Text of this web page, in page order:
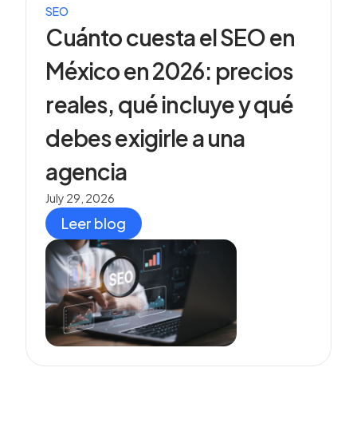
SEO
Cuánto cuesta el SEO en
México en 2026: precios
reales, qué incluye y qué
debes exigirle a una
agencia
July 29, 2026
Leer blog